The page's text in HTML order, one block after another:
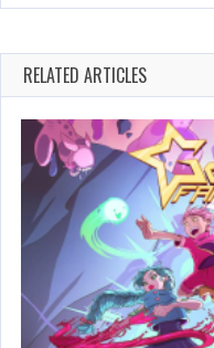
RELATED ARTICLES